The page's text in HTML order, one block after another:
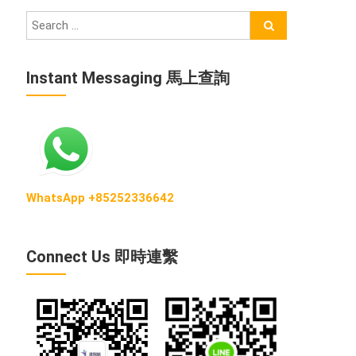
Instant Messaging 馬上查詢
WhatsApp +85252336642
Connect Us 即時連繫